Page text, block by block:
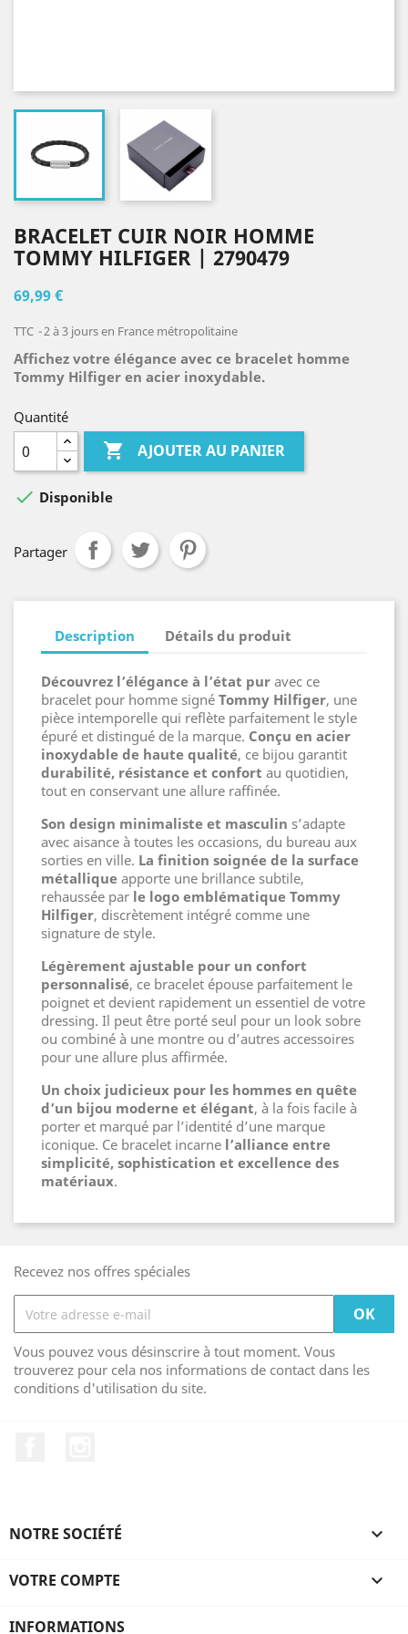
BRACELET CUIR NOIR HOMME
TOMMY HILFIGER | 2790479
69,99 €
TTC 2 à 3 jours en France métropolitaine
Affichez votre élégance avec ce bracelet homme
Tommy Hilfiger en acier inoxydable.
Quantité
 AJOUTER AU PANIER
 Disponible
Partager
Description Détails du produit
Découvrez l’élégance à l’état pur avec ce
bracelet pour homme signé Tommy Hilfiger, une
pièce intemporelle qui reflète parfaitement le style
épuré et distingué de la marque. Conçu en acier
inoxydable de haute qualité, ce bijou garantit
durabilité, résistance et confort au quotidien,
tout en conservant une allure raffinée.
Son design minimaliste et masculin s’adapte
avec aisance à toutes les occasions, du bureau aux
sorties en ville. La finition soignée de la surface
métallique apporte une brillance subtile,
rehaussée par le logo emblématique Tommy
Hilfiger, discrètement intégré comme une
signature de style.
Légèrement ajustable pour un confort
personnalisé, ce bracelet épouse parfaitement le
poignet et devient rapidement un essentiel de votre
dressing. Il peut être porté seul pour un look sobre
ou combiné à une montre ou d’autres accessoires
pour une allure plus affirmée.
Un choix judicieux pour les hommes en quête
d’un bijou moderne et élégant, à la fois facile à
porter et marqué par l’identité d’une marque
iconique. Ce bracelet incarne l’alliance entre
simplicité, sophistication et excellence des
matériaux.
Recevez nos offres spéciales
Vous pouvez vous désinscrire à tout moment. Vous
trouverez pour cela nos informations de contact dans les
conditions d'utilisation du site.
NOTRE SOCIÉTÉ 
VOTRE COMPTE 
INFORMATIONS